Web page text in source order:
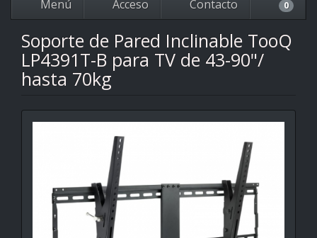
Menú Acceso Contacto 0
Soporte de Pared Inclinable TooQ
LP4391T-B para TV de 43-90"/
hasta 70kg